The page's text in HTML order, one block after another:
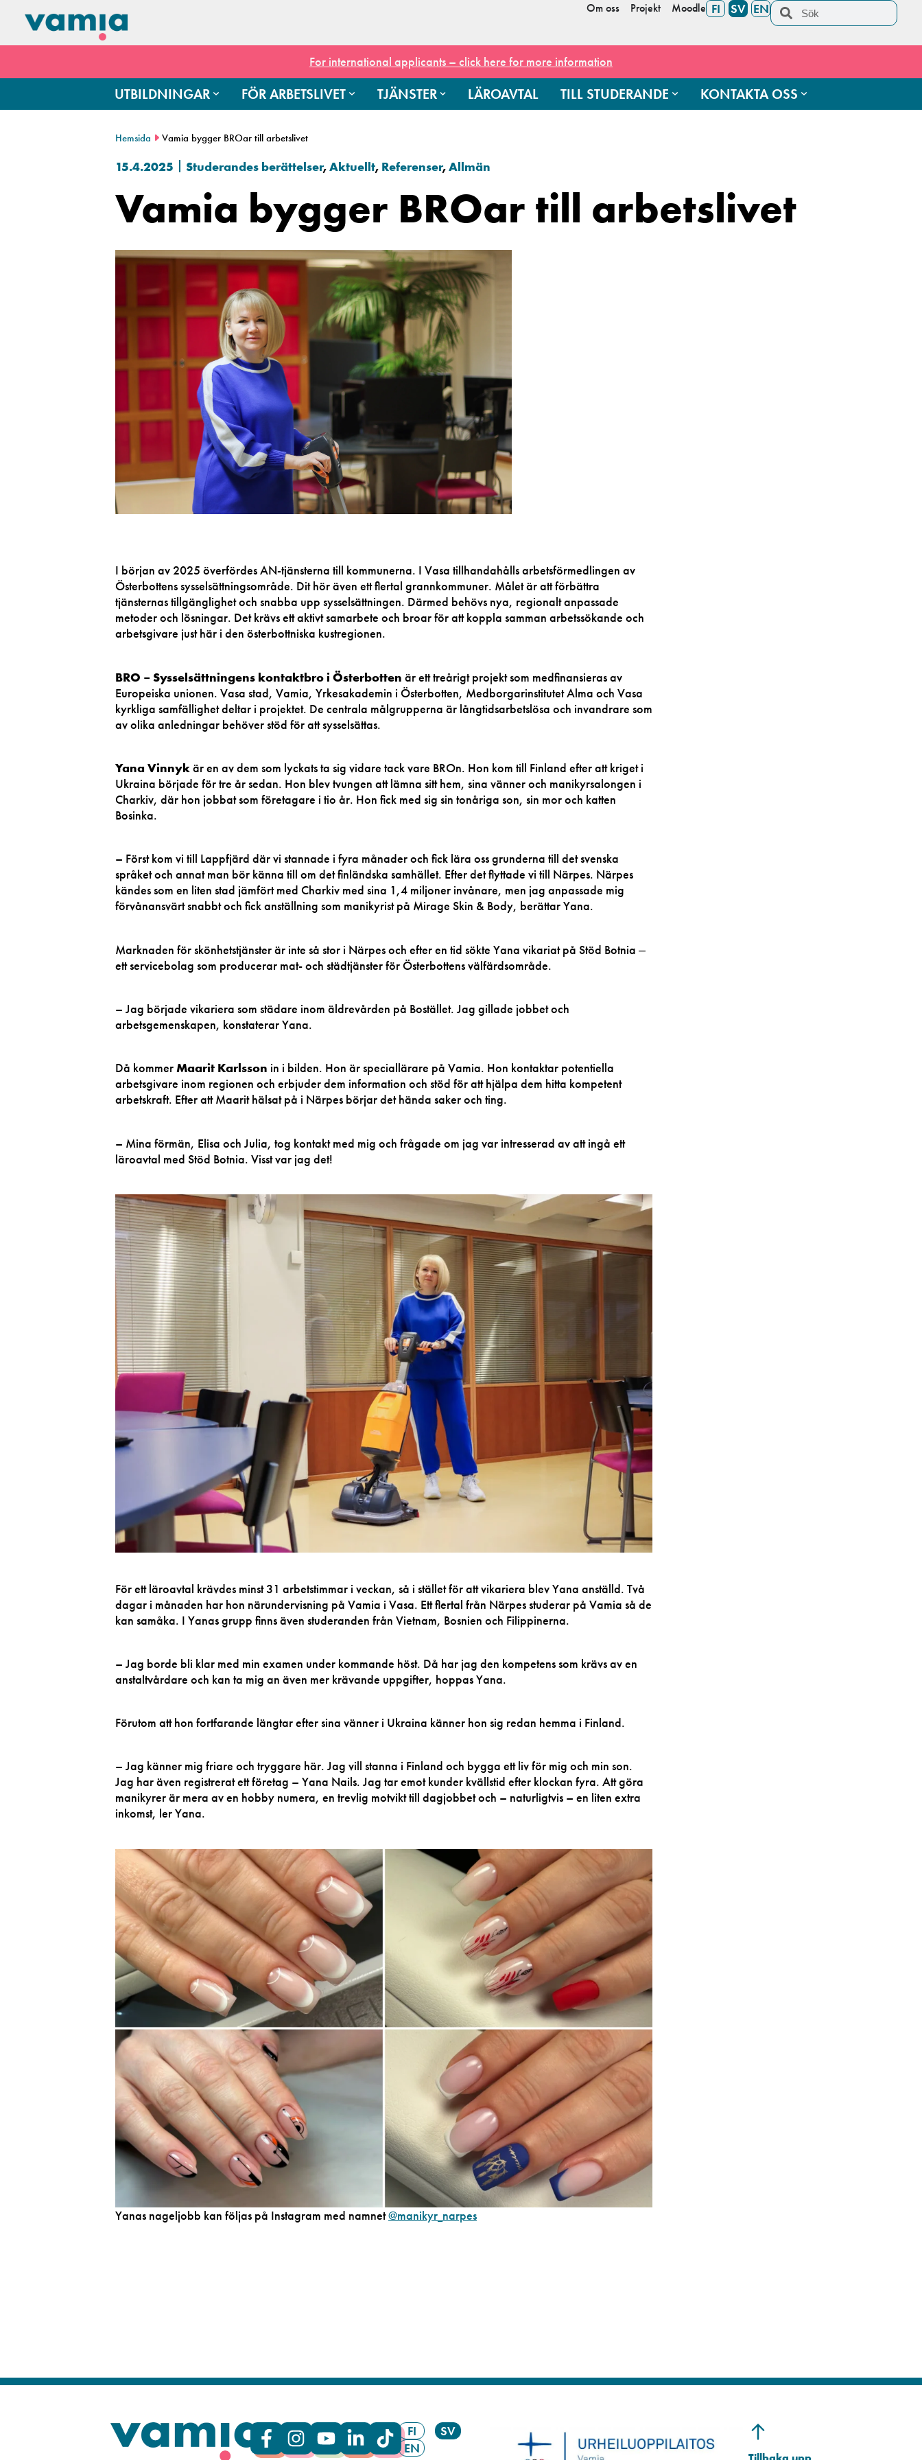
Om oss Projekt Moodle FI SV EN
For international applicants – click here for more information
UTBILDNINGAR FÖR ARBETSLIVET TJÄNSTER LÄROAVTAL TILL STUDERANDE KONTAKTA OSS
Hemsida Vamia bygger BROar till arbetslivet
15.4.2025 Studerandes berättelser,Aktuellt, Referenser,Allmän
Vamia bygger BROar till arbetslivet
I början av 2025 överfördes AN-tjänsterna till kommunerna. I Vasa tillhandahålls arbetsförmedlingen av
Österbottens sysselsättningsområde. Dit hör även ett flertal grannkommuner. Målet är att förbättra
tjänsternas tillgänglighet och snabba upp sysselsättningen. Därmed behövs nya, regionalt anpassade
metoder och lösningar. Det krävs ett aktivt samarbete och broar för att koppla samman arbetssökande och
arbetsgivare just här i den österbottniska kustregionen.
BRO – Sysselsättningens kontaktbro i Österbotten är ett treårigt projekt som medfinansieras av
Europeiska unionen. Vasa stad, Vamia, Yrkesakademin i Österbotten, Medborgarinstitutet Alma och Vasa
kyrkliga samfällighet deltar i projektet. De centrala målgrupperna är långtidsarbetslösa och invandrare som
av olika anledningar behöver stöd för att sysselsättas.
Yana Vinnykär en av dem som lyckats ta sig vidare tack vare BROn. Hon kom till Finland efter att kriget i
Ukraina började för tre år sedan. Hon blev tvungen att lämna sitt hem, sina vänner och manikyrsalongen i
Charkiv, där hon jobbat som företagare i tio år. Hon fick med sig sin tonåriga son, sin mor och katten
Bosinka.
– Först kom vi till Lappfjärd där vi stannade i fyra månader och fick lära oss grunderna till det svenska
språket och annat man bör känna till om det finländska samhället. Efter det flyttade vi till Närpes. Närpes
kändes som en liten stad jämfört med Charkiv med sina 1,4 miljoner invånare, men jag anpassade mig
förvånansvärt snabbt och fick anställning som manikyrist på Mirage Skin & Body, berättar Yana.
Marknaden för skönhetstjänster är inte så stor i Närpes och efter en tid sökte Yana vikariat på Stöd Botnia ‒
ett servicebolag som producerar mat- och städtjänster för Österbottens välfärdsområde.
– Jag började vikariera som städare inom äldrevården på Bostället. Jag gillade jobbet och
arbetsgemenskapen, konstaterar Yana.
Då kommerMaarit Karlsson in i bilden. Hon är speciallärare på Vamia. Hon kontaktar potentiella
arbetsgivare inom regionen och erbjuder dem information och stöd för att hjälpa dem hitta kompetent
arbetskraft. Efter att Maarit hälsat på i Närpes börjar det hända saker och ting.
– Mina förmän, Elisa och Julia, tog kontakt med mig och frågade om jag var intresserad av att ingå ett
läroavtal med Stöd Botnia. Visst var jag det!
För ett läroavtal krävdes minst 31 arbetstimmar i veckan, så i stället för att vikariera blev Yana anställd. Två
dagar i månaden har hon närundervisning på Vamia i Vasa. Ett flertal från Närpes studerar på Vamia så de
kan samåka. I Yanas grupp finns även studeranden från Vietnam, Bosnien och Filippinerna.
– Jag borde bli klar med min examen under kommande höst. Då har jag den kompetens som krävs av en
anstaltvårdare och kan ta mig an även mer krävande uppgifter, hoppas Yana.
Förutom att hon fortfarande längtar efter sina vänner i Ukraina känner hon sig redan hemma i Finland.
– Jag känner mig friare och tryggare här. Jag vill stanna i Finland och bygga ett liv för mig och min son.
Jag har även registrerat ett företag – Yana Nails. Jag tar emot kunder kvällstid efter klockan fyra. Att göra
manikyrer är mera av en hobby numera, en trevlig motvikt till dagjobbet och – naturligtvis – en liten extra
inkomst, ler Yana.
Yanas nageljobb kan följas på Instagram med namnet@manikyr_narpes
FI
SV
EN